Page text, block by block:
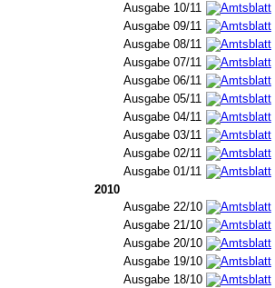
Ausgabe 10/11
Ausgabe 09/11
Ausgabe 08/11
Ausgabe 07/11
Ausgabe 06/11
Ausgabe 05/11
Ausgabe 04/11
Ausgabe 03/11
Ausgabe 02/11
Ausgabe 01/11
2010
Ausgabe 22/10
Ausgabe 21/10
Ausgabe 20/10
Ausgabe 19/10
Ausgabe 18/10